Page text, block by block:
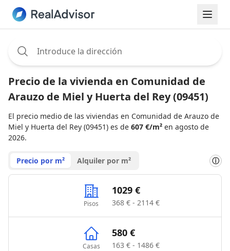
Precio de la vivienda en Comunidad de
Arauzo de Miel y Huerta del Rey (09451)
El precio medio de las viviendas en Comunidad de Arauzo de
Miel y Huerta del Rey (09451) es de 607 €/m² en agosto de
2026.
Precio por m² Alquiler por m² ⓘ
Pisos
1029 €
368 € - 2114 €
Casas
580 €
163 € - 1486 €